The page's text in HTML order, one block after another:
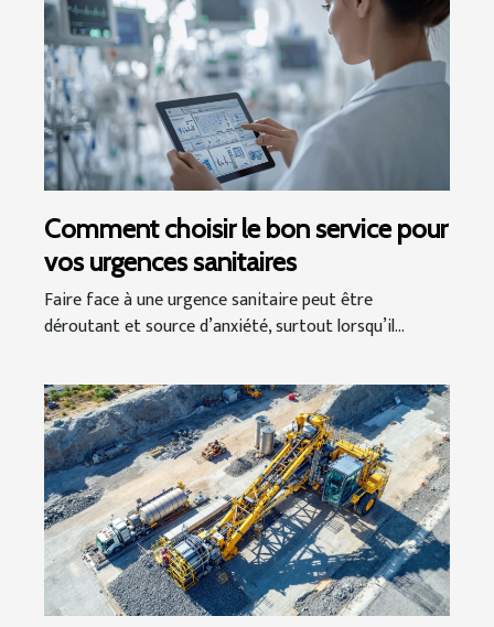
Comment choisir le bon service pour
vos urgences sanitaires
Faire face à une urgence sanitaire peut être
déroutant et source d’anxiété, surtout lorsqu’il...